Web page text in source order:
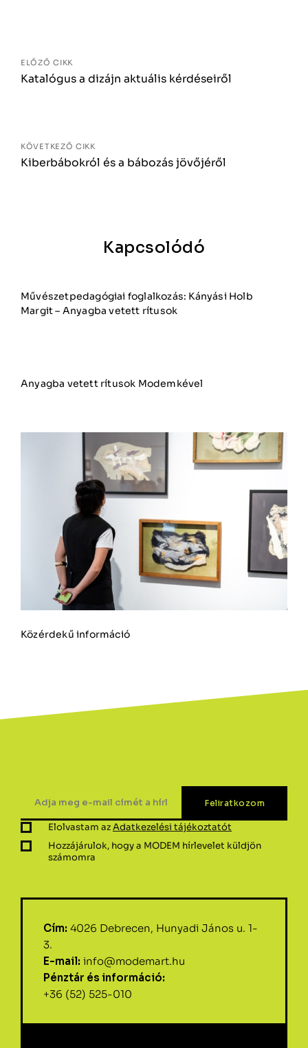
ELŐZŐ CIKK
Katalógus a dizájn aktuális kérdéseiről
KÖVETKEZŐ CIKK
Kiberbábokról és a bábozás jövőjéről
Kapcsolódó
Művészetpedagógiai foglalkozás: Kányási Holb
Margit – Anyagba vetett rítusok
Anyagba vetett rítusok Modemkével
Közérdekű információ
Elolvastam azAdatkezelési tájékoztatót
Hozzájárulok, hogy a MODEM hírlevelet küldjön
számomra
Cím: 4026 Debrecen, Hunyadi János u. 1-
3.
E-mail: info@modemart.hu
Pénztár és információ:
+36 (52) 525-010